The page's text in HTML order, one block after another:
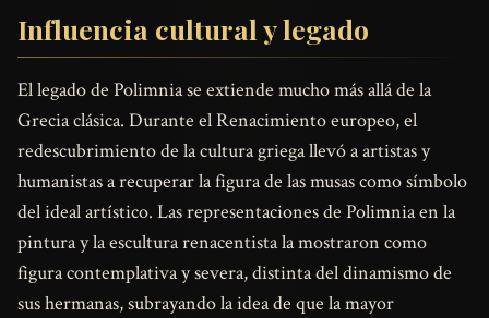
Influencia cultural y legado
El legado de Polimnia se extiende mucho más allá de la
Grecia clásica. Durante el Renacimiento europeo, el
redescubrimiento de la cultura griega llevó a artistas y
humanistas a recuperar la figura de las musas como símbolo
del ideal artístico. Las representaciones de Polimnia en la
pintura y la escultura renacentista la mostraron como
figura contemplativa y severa, distinta del dinamismo de
sus hermanas, subrayando la idea de que la mayor